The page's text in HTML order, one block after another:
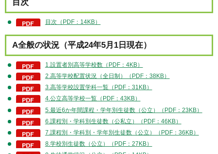
目次
目次（PDF：14KB）
A全般の状況（平成24年5月1日現在）
1.設置者別高等学校数（PDF：4KB）
2.高等学校配置状況（全日制）（PDF：38KB）
3.高等学校設置学科一覧（PDF：31KB）
4.公立高等学校一覧（PDF：43KB）
5.最近6か年間課程・学年別生徒数（公立）（PDF：23KB）
6.課程別・学科別生徒数（公私立）（PDF：46KB）
7.課程別・学科別・学年別生徒数（公立）（PDF：36KB）
8.学校別生徒数（公立）（PDF：27KB）